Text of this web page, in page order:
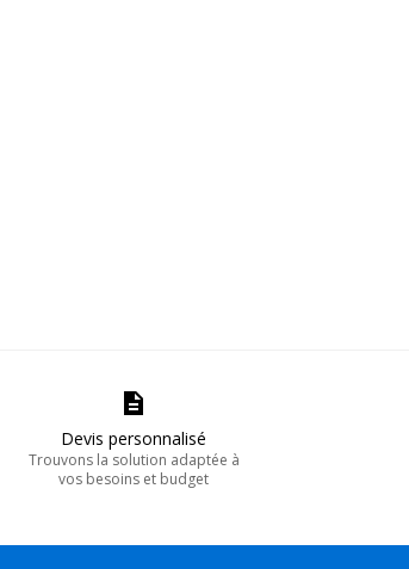
Devis personnalisé
Trouvons la solution adaptée à
vos besoins et budget